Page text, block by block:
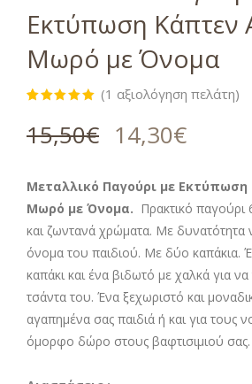
Εκτύπωση Κάπτεν
Μωρό με Όνομα
από 5 με
βάση
(1 αξιολόγηση πελάτη)
15,50€ 14,30€
Μεταλλικό Παγούρι με Εκτύπωση
Μωρό με Όνομα. Πρακτικό
και ζωντανά χρώματα. Με δυνατότητα
όνομα του παιδιού. Με δύο καπάκια.
καπάκι και ένα βιδωτό με χαλκά για
τσάντα του. Ένα ξεχωριστό και
αγαπημένα σας παιδιά ή και για τους
όμορφο δώρο στους βαφτισιμιού σας.